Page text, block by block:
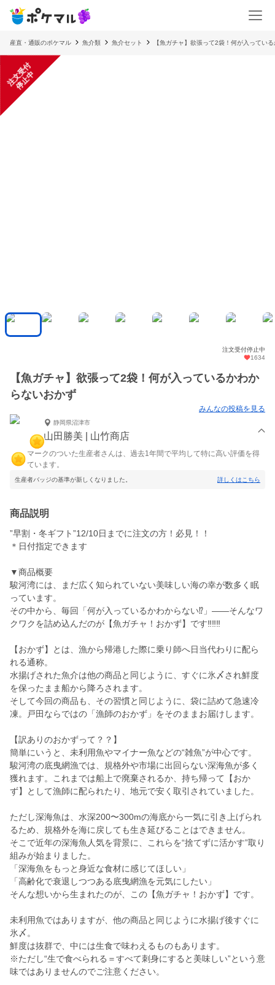
産直・通販のポケマル 魚介類 魚介セット 【魚ガチャ】欲張って2袋！何が入ってい
注
文
受
付
停
止
中
注文受付停止中
1634
【魚ガチャ】欲張って2袋！何が入っているかわか
らないおかず
みんなの投稿を見る
静岡県沼津市
山田勝美 | 山竹商店
マークのついた生産者さんは、過去1年間で平均して特に高い評価を得
ています。
生産者バッジの基準が新しくなりました。 詳しくはこちら
商品説明
”早割・冬ギフト”12/10日までに注文の方！必見！！
＊日付指定できます
▼商品概要
駿河湾には、まだ広く知られていない美味しい海の幸が数多く眠
っています。
その中から、毎回「何が入っているかわからない⁉️」――そんなワ
クワクを詰め込んだのが【魚ガチャ！おかず】です‼️‼️‼️
【おかず】とは、漁から帰港した際に乗り師へ日当代わりに配ら
れる通称。
水揚げされた魚介は他の商品と同じように、すぐに氷〆され鮮度
を保ったまま船から降ろされます。
そして今回の商品も、その習慣と同じように、袋に詰めて急速冷
凍。戸田ならではの「漁師のおかず」をそのままお届けします。
【訳ありのおかずって？？】
簡単にいうと、未利用魚やマイナー魚などの“雑魚”が中心です。
駿河湾の底曳網漁では、規格外や市場に出回らない深海魚が多く
獲れます。これまでは船上で廃棄されるか、持ち帰って【おか
ず】として漁師に配られたり、地元で安く取引されていました。
ただし深海魚は、水深200〜300mの海底から一気に引き上げられ
るため、規格外を海に戻しても生き延びることはできません。
そこで近年の深海魚人気を背景に、これらを“捨てずに活かす”取り
組みが始まりました。
「深海魚をもっと身近な食材に感じてほしい」
「高齢化で衰退しつつある底曳網漁を元気にしたい」
そんな想いから生まれたのが、この【魚ガチャ！おかず】です。
未利用魚ではありますが、他の商品と同じように水揚げ後すぐに
氷〆。
鮮度は抜群で、中には生食で味わえるものもあります。
※ただし“生で食べられる＝すべて刺身にすると美味しい”という意
味ではありませんのでご注意ください。